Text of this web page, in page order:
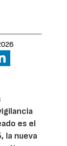
es el
la nueva